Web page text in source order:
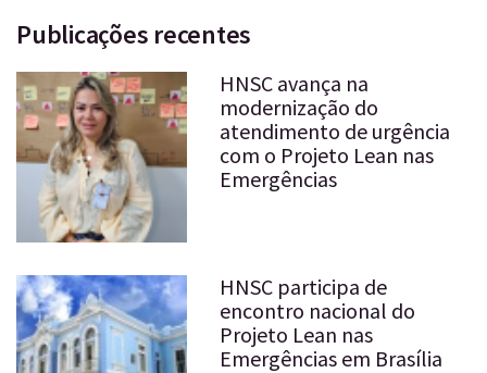
Publicações recentes
HNSC avança na
modernização do
atendimento de urgência
com o Projeto Lean nas
Emergências
HNSC participa de
encontro nacional do
Projeto Lean nas
Emergências em Brasília